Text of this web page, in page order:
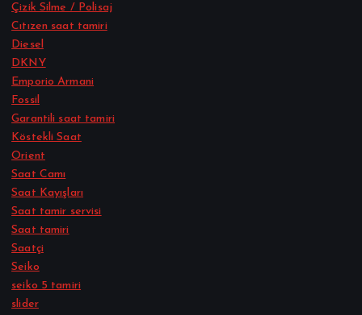
Çizik Silme / Polisaj
Cıtızen saat tamiri
Diesel
DKNY
Emporio Armani
Fossil
Garantili saat tamiri
Köstekli Saat
Orient
Saat Camı
Saat Kayışları
Saat tamir servisi
Saat tamiri
Saatçi
Seiko
seiko 5 tamiri
slider